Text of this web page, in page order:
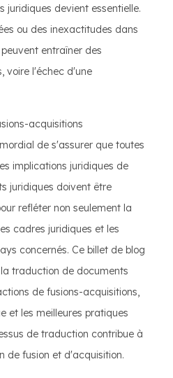
juridiques devient essentielle.
ou des inexactitudes dans
entraîner des
voire l'échec d'une
acquisitions
de s'assurer que toutes
implications juridiques de
juridiques doivent être
refléter non seulement la
cadres juridiques et les
concernés. Ce billet de blog
traduction de documents
de fusions-acquisitions,
et les meilleures pratiques
de traduction contribue à
de fusion et d'acquisition.